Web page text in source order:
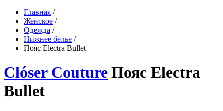
Главная /
Женское /
Одежда /
Нижнее белье /
Пояс Electra Bullet
Clóser Couture Пояс Electra
Bullet